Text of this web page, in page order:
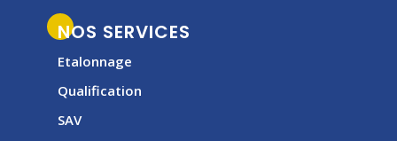
NOS SERVICES
Etalonnage
Qualification
SAV